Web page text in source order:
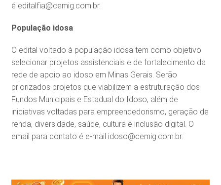
é editalfia@cemig.com.br.
População idosa
O edital voltado à população idosa tem como objetivo
selecionar projetos assistenciais e de fortalecimento da
rede de apoio ao idoso em Minas Gerais. Serão
priorizados projetos que viabilizem a estruturação dos
Fundos Municipais e Estadual do Idoso, além de
iniciativas voltadas para empreendedorismo, geração de
renda, diversidade, saúde, cultura e inclusão digital. O
email para contato é e-mail idoso@cemig.com.br.